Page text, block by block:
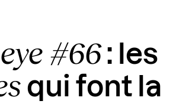
#66: les
qui font la